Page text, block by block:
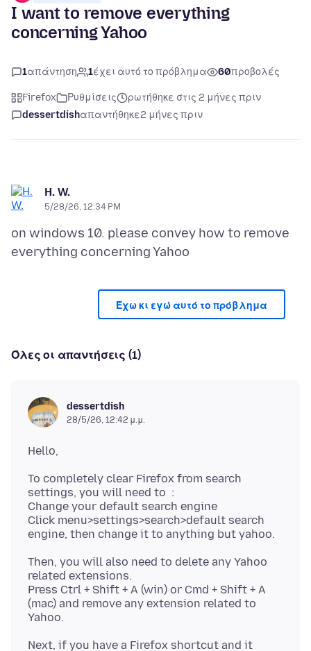
I want to remove everything
concerning Yahoo
1απάντηση 1έχει αυτό το πρόβλημα 60προβολές
Firefox Ρυθμίσεις
ρωτήθηκε στις 2 μήνες πριν
dessertdishαπαντήθηκε2 μήνες πριν
H. W.
5/28/26, 12:34 PM
on windows 10. please convey how to remove
Έχω κι εγώ αυτό το πρόβλημα
Όλες οι απαντήσεις (1)
dessertdish
28/5/26, 12:42 μ.μ.
To completely clear Firefox from search
settings, you will need to :
Change your default search engine
Click menu>settings>search>default search
Then, you will also need to delete any Yahoo
related extensions.
Press Ctrl + Shift + A (win) or Cmd + Shift + A
(mac) and remove any extension related to
Next, if you have a Firefox shortcut and it